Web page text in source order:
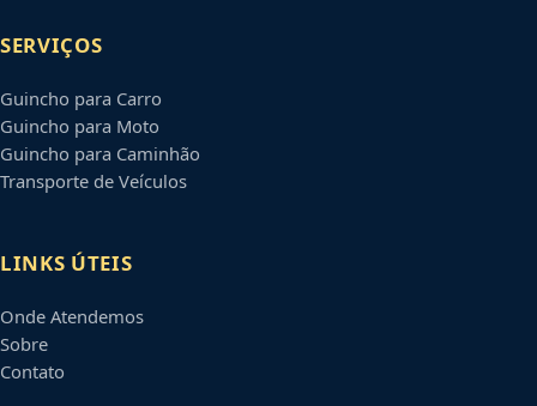
SERVIÇOS
Guincho para Carro
Guincho para Moto
Guincho para Caminhão
Transporte de Veículos
LINKS ÚTEIS
Onde Atendemos
Sobre
Contato